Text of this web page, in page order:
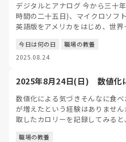
デジタルとアナログ 今から三十
時間の二十五日)、マイクロソフ
英語版をアメリカをはじめ、世界
今日は何の日
職場の教養
2025.08.24
2025年8月24日(日) 数値化
数値化による気づきそんなに食
が増えたという経験はありませ
取したカロリーを記録してみると
職場の教養